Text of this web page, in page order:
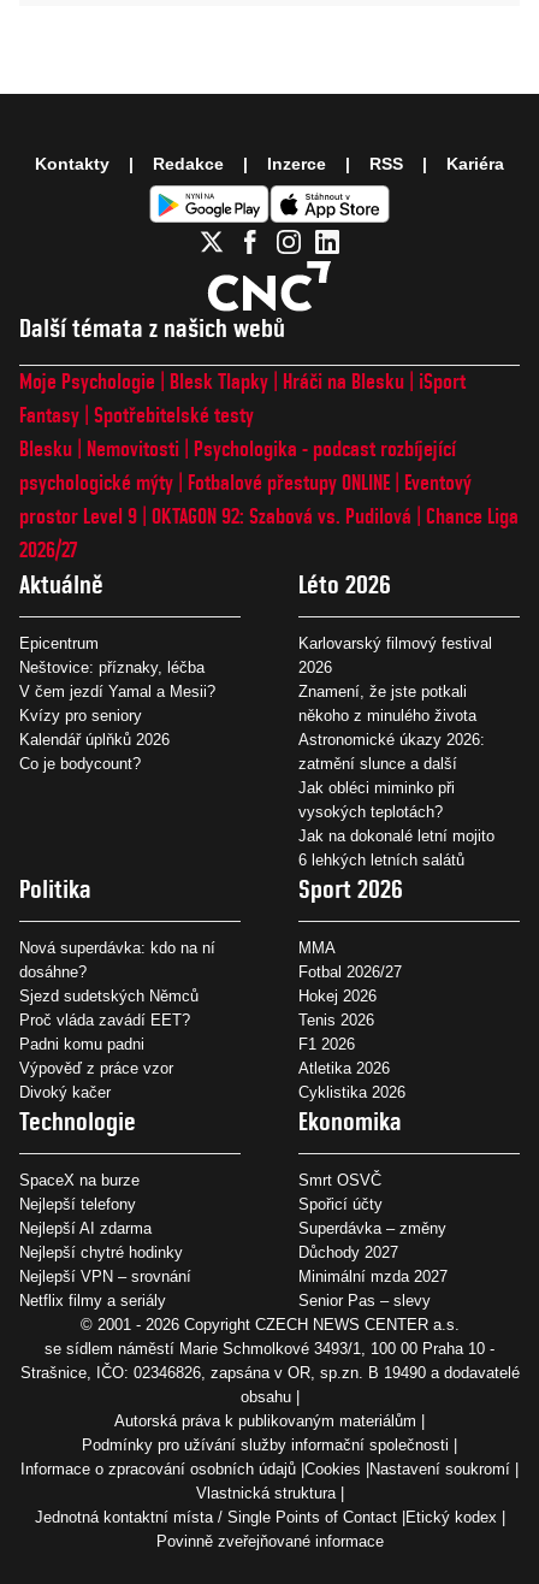
Další témata z našich webů
Moje Psychologie Blesk Tlapky Hráči na Blesku
iSport
Fantasy Spotřebitelské testy
Blesku
Nemovitosti
Psychologika - podcast rozbíjející
psychologické mýty
Fotbalové přestupy ONLINE
Eventový
prostor Level 9 OKTAGON 92: Szabová vs. Pudilová
Chance Liga
2026/27
Aktuálně
Epicentrum
Neštovice: příznaky, léčba
V čem jezdí Yamal a Mesii?
Kvízy pro seniory
Kalendář úplňků 2026
Co je bodycount?
Léto 2026
Karlovarský filmový festival
2026
Znamení, že jste potkali
někoho z minulého života
Astronomické úkazy 2026:
zatmění slunce a další
Jak obléci miminko při
vysokých teplotách?
Jak na dokonalé letní mojito
6 lehkých letních salátů
Politika
Nová superdávka: kdo na ní
dosáhne?
Sjezd sudetských Němců
Proč vláda zavádí EET?
Padni komu padni
Výpověď z práce vzor
Divoký kačer
Sport 2026
MMA
Fotbal 2026/27
Hokej 2026
Tenis 2026
F1 2026
Atletika 2026
Cyklistika 2026
Technologie
SpaceX na burze
Nejlepší telefony
Nejlepší AI zdarma
Nejlepší chytré hodinky
Nejlepší VPN – srovnání
Netflix filmy a seriály
Ekonomika
Smrt OSVČ
Spořicí účty
Superdávka – změny
Důchody 2027
Minimální mzda 2027
Senior Pas – slevy
Kontakty Redakce Inzerce RSS Kariéra
© 2001 - 2026 Copyright CZECH NEWS CENTER a.s.
se sídlem náměstí Marie Schmolkové 3493/1, 100 00 Praha 10 -
Strašnice, IČO: 02346826, zapsána v OR, sp.zn. B 19490 a dodavatelé
obsahu
Autorská práva k publikovaným materiálům
Podmínky pro užívání služby informační společnosti
Informace o zpracování osobních údajů Cookies Nastavení soukromí
Vlastnická struktura
Jednotná kontaktní místa / Single Points of Contact Etický kodex
Povinně zveřejňované informace